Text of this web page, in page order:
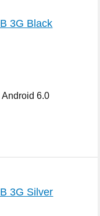
3G Black
6.0
3G Silver